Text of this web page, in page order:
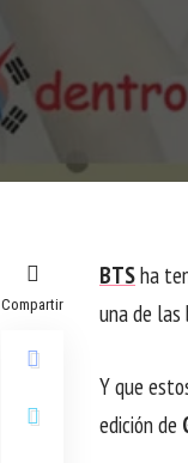
Compartir
BTSha
una de las
Y que
edición de